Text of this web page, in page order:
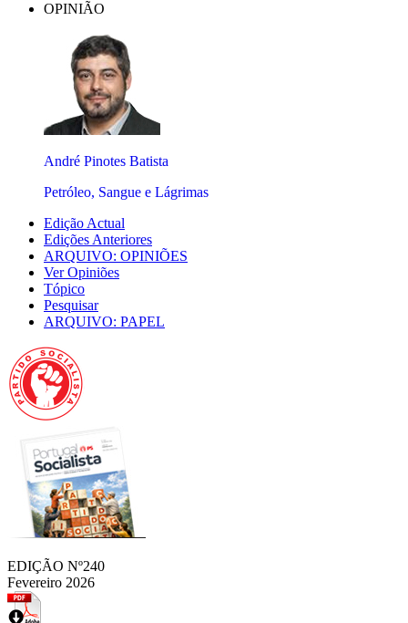
OPINIÃO
André Pinotes Batista
Petróleo, Sangue e Lágrimas
Edição Actual
Edições Anteriores
ARQUIVO: OPINIÕES
Ver Opiniões
Tópico
Pesquisar
ARQUIVO: PAPEL
EDIÇÃO Nº240
Fevereiro 2026